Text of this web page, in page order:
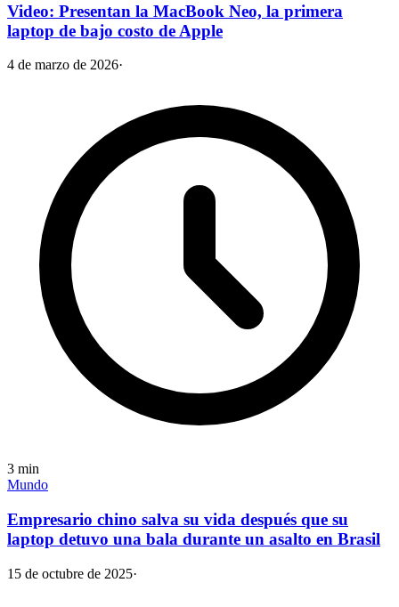
Video: Presentan la MacBook Neo, la primera
laptop de bajo costo de Apple
4 de marzo de 2026·
3 min
Mundo
Empresario chino salva su vida después que su
laptop detuvo una bala durante un asalto en Brasil
15 de octubre de 2025·